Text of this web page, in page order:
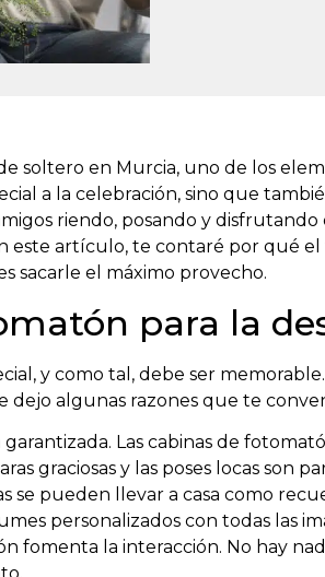
soltero en Murcia, uno de los
a la celebración, sino que
riendo, posando y
este artículo, te contaré por qué
sacarle el máximo provecho.
para la
y como tal, debe ser
dejo algunas razones que te
garantizada. Las cabinas de
graciosas y las poses locas son
se pueden llevar a casa como
personalizados con todas las
fomenta la interacción. No hay